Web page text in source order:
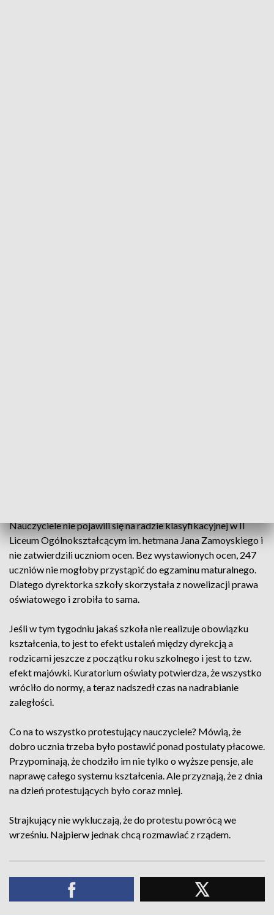
Nauczyciele nie pojawili się na radzie klasyfikacyjnej w II
Liceum Ogólnokształcącym im. hetmana Jana Zamoyskiego i
nie zatwierdzili uczniom ocen. Bez wystawionych ocen, 247
uczniów nie mogłoby przystąpić do egzaminu maturalnego.
Dlatego dyrektorka szkoły skorzystała z nowelizacji prawa
oświatowego i zrobiła to sama.
Jeśli w tym tygodniu jakaś szkoła nie realizuje obowiązku
kształcenia, to jest to efekt ustaleń między dyrekcją a
rodzicami jeszcze z początku roku szkolnego i jest to tzw.
efekt majówki. Kuratorium oświaty potwierdza, że wszystko
wróciło do normy, a teraz nadszedł czas na nadrabianie
zaległości.
Co na to wszystko protestujący nauczyciele? Mówią, że
dobro ucznia trzeba było postawić ponad postulaty płacowe.
Przypominają, że chodziło im nie tylko o wyższe pensje, ale
naprawę całego systemu kształcenia. Ale przyznają, że z dnia
na dzień protestujących było coraz mniej.
Strajkujący nie wykluczają, że do protestu powrócą we
wrześniu. Najpierw jednak chcą rozmawiać z rządem.